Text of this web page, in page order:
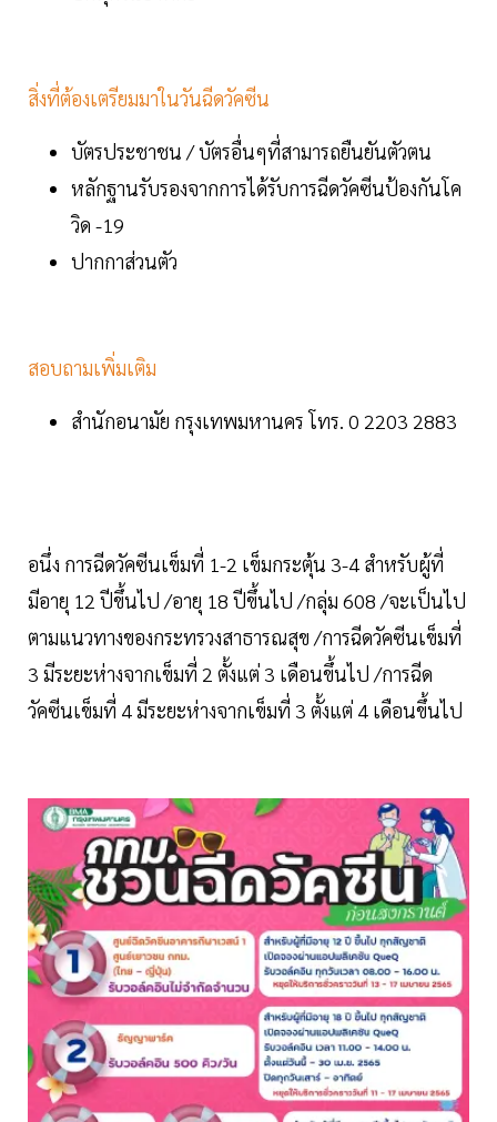
สิ่งที่ต้องเตรียมมาในวันฉีดวัคซีน
บัตรประชาชน / บัตรอื่นๆที่สามารถยืนยันตัวตน
หลักฐานรับรองจากการได้รับการฉีดวัคซีนป้องกันโค
วิด -19
ปากกาส่วนตัว
สอบถามเพิ่มเติม
สำนักอนามัย กรุงเทพมหานคร โทร. 0 2203 2883
อนึ่ง การฉีดวัคซีนเข็มที่ 1-2 เข็มกระตุ้น 3-4 สำหรับผู้ที่
มีอายุ 12 ปีขึ้นไป /อายุ 18 ปีขึ้นไป /กลุ่ม 608 /จะเป็นไป
ตามแนวทางของกระทรวงสาธารณสุข /การฉีดวัคซีนเข็มที่
3 มีระยะห่างจากเข็มที่ 2 ตั้งแต่ 3 เดือนขึ้นไป /การฉีด
วัคซีนเข็มที่ 4 มีระยะห่างจากเข็มที่ 3 ตั้งแต่ 4 เดือนขึ้นไป